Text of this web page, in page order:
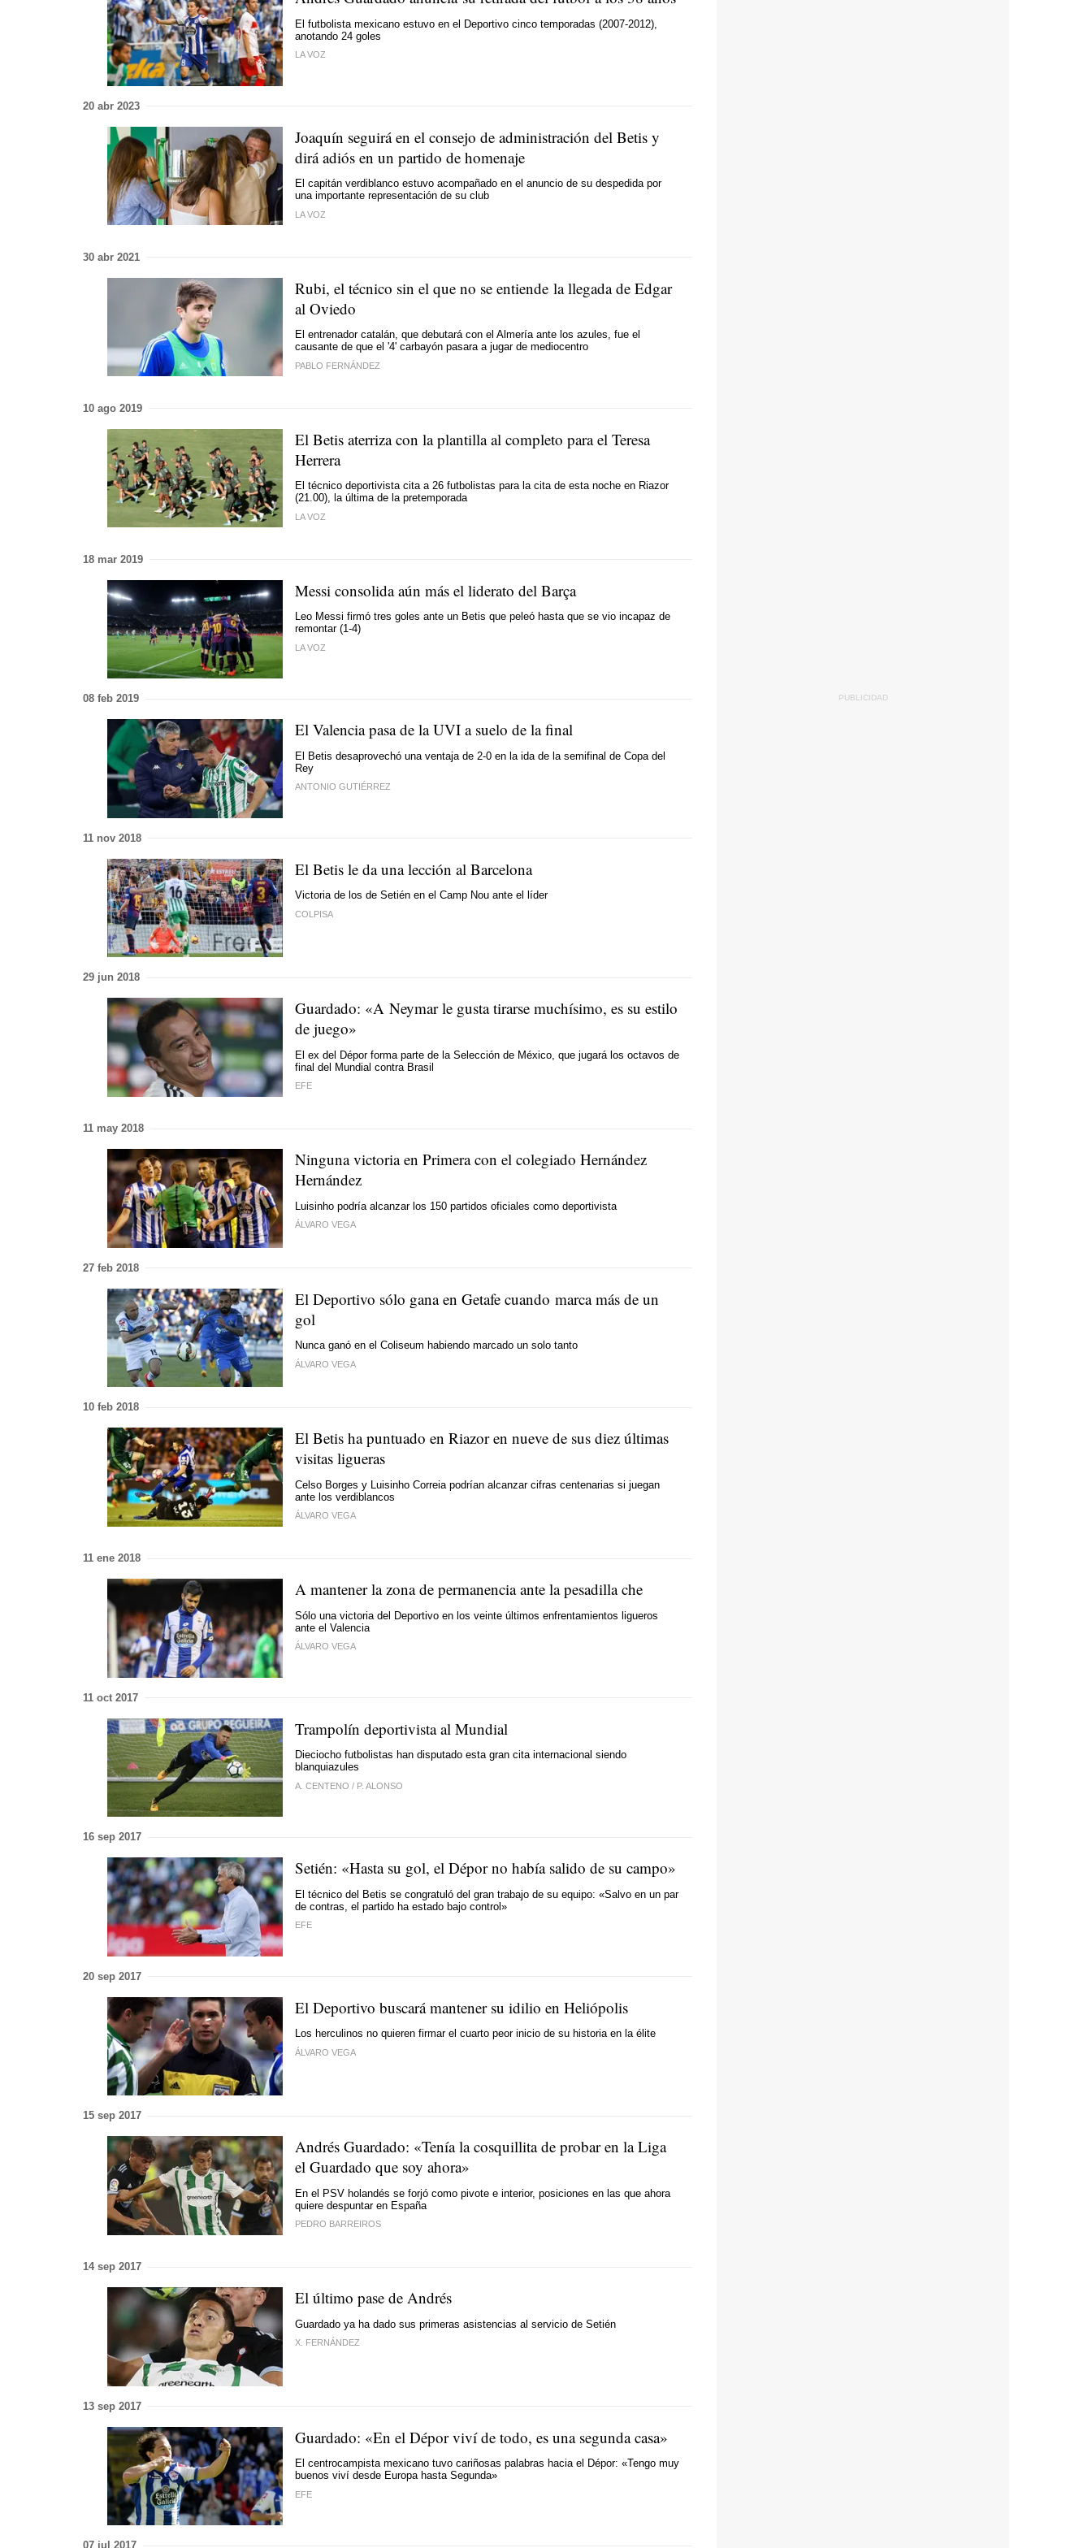
El futbolista mexicano estuvo en el Deportivo cinco temporadas (2007-2012),
anotando 24 goles
LA VOZ
20 abr 2023
Joaquín seguirá en el consejo de administración del Betis y
dirá adiós en un partido de homenaje
El capitán verdiblanco estuvo acompañado en el anuncio de su despedida por
una importante representación de su club
LA VOZ
30 abr 2021
Rubi, el técnico sin el que no se entiende la llegada de Edgar
al Oviedo
El entrenador catalán, que debutará con el Almería ante los azules, fue el
causante de que el '4' carbayón pasara a jugar de mediocentro
PABLO FERNÁNDEZ
10 ago 2019
El Betis aterriza con la plantilla al completo para el Teresa
Herrera
El técnico deportivista cita a 26 futbolistas para la cita de esta noche en Riazor
(21.00), la última de la pretemporada
LA VOZ
18 mar 2019
Messi consolida aún más el liderato del Barça
Leo Messi firmó tres goles ante un Betis que peleó hasta que se vio incapaz de
remontar (1-4)
LA VOZ
08 feb 2019
El Valencia pasa de la UVI a suelo de la final
El Betis desaprovechó una ventaja de 2-0 en la ida de la semifinal de Copa del
Rey
ANTONIO GUTIÉRREZ
11 nov 2018
El Betis le da una lección al Barcelona
Victoria de los de Setién en el Camp Nou ante el líder
COLPISA
29 jun 2018
Guardado: «A Neymar le gusta tirarse muchísimo, es su estilo
de juego»
El ex del Dépor forma parte de la Selección de México, que jugará los octavos de
final del Mundial contra Brasil
EFE
11 may 2018
Ninguna victoria en Primera con el colegiado Hernández
Hernández
Luisinho podría alcanzar los 150 partidos oficiales como deportivista
ÁLVARO VEGA
27 feb 2018
El Deportivo sólo gana en Getafe cuando marca más de un
gol
Nunca ganó en el Coliseum habiendo marcado un solo tanto
ÁLVARO VEGA
10 feb 2018
El Betis ha puntuado en Riazor en nueve de sus diez últimas
visitas ligueras
Celso Borges y Luisinho Correia podrían alcanzar cifras centenarias si juegan
ante los verdiblancos
ÁLVARO VEGA
11 ene 2018
A mantener la zona de permanencia ante la pesadilla che
Sólo una victoria del Deportivo en los veinte últimos enfrentamientos ligueros
ante el Valencia
ÁLVARO VEGA
11 oct 2017
Trampolín deportivista al Mundial
Dieciocho futbolistas han disputado esta gran cita internacional siendo
blanquiazules
A. CENTENO / P. ALONSO
16 sep 2017
Setién: «Hasta su gol, el Dépor no había salido de su campo»
El técnico del Betis se congratuló del gran trabajo de su equipo: «Salvo en un par
de contras, el partido ha estado bajo control»
EFE
20 sep 2017
El Deportivo buscará mantener su idilio en Heliópolis
Los herculinos no quieren firmar el cuarto peor inicio de su historia en la élite
ÁLVARO VEGA
15 sep 2017
Andrés Guardado: «Tenía la cosquillita de probar en la Liga
el Guardado que soy ahora»
En el PSV holandés se forjó como pivote e interior, posiciones en las que ahora
quiere despuntar en España
PEDRO BARREIROS
14 sep 2017
El último pase de Andrés
Guardado ya ha dado sus primeras asistencias al servicio de Setién
X. FERNÁNDEZ
13 sep 2017
Guardado: «En el Dépor viví de todo, es una segunda casa»
El centrocampista mexicano tuvo cariñosas palabras hacia el Dépor: «Tengo muy
buenos viví desde Europa hasta Segunda»
EFE
07 jul 2017